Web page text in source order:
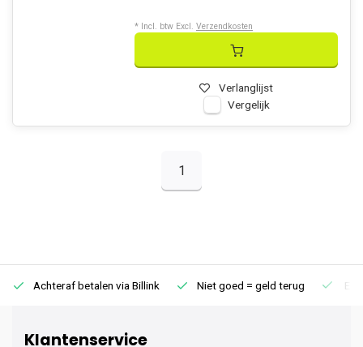
Verlanglijst
Vergelijk
* Incl. btw Excl. Verzendkosten
1
Achteraf betalen via Billink Niet goed = geld terug
Klantenservice